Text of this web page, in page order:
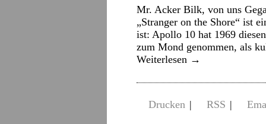
Mr. Acker Bilk, von uns
„Stranger on the Shore“ ist
ist: Apollo 10 hat 1969
zum Mond genommen, als
Weiterlesen →
Drucken | RSS |